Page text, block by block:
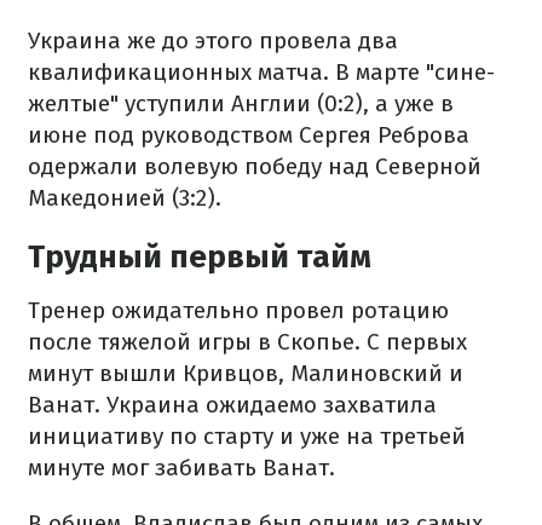
Украина же до этого провела два
квалификационных матча. В марте "сине-
желтые" уступили Англии (0:2), а уже в
июне под руководством Сергея Реброва
одержали волевую победу над Северной
Македонией (3:2).
Трудный первый тайм
Тренер ожидательно провел ротацию
после тяжелой игры в Скопье. С первых
минут вышли Кривцов, Малиновский и
Ванат. Украина ожидаемо захватила
инициативу по старту и уже на третьей
минуте мог забивать Ванат.